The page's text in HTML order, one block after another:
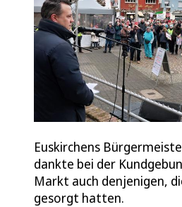
Euskirchens
dankte bei der
Markt auch denjenigen,
gesorgt hatten.